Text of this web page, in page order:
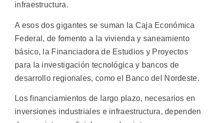
infraestructura.
A esos dos gigantes se suman la Caja Económica
Federal, de fomento a la vivienda y saneamiento
básico, la Financiadora de Estudios y Proyectos
para la investigación tecnológica y bancos de
desarrollo regionales, como el Banco del Nordeste.
Los financiamientos de largo plazo, necesarios en
inversiones industriales e infraestructura, dependen